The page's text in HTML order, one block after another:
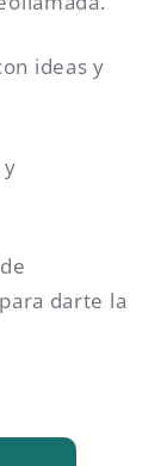
ideas y
darte la